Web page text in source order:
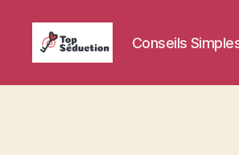
Top
Conseils